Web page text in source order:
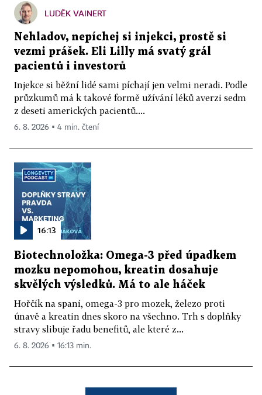
LUDĚK VAINERT
Nehladov, nepíchej si injekci, prostě si
vezmi prášek. Eli Lilly má svatý grál
pacientů i investorů
Injekce si běžní lidé sami píchají jen velmi neradi. Podle
průzkumů má k takové formě užívání léků averzi sedm
z deseti amerických pacientů....
6. 8. 2026 ▪ 4 min. čtení
16:13
Biotechnoložka: Omega-3 před úpadkem
mozku nepomohou, kreatin dosahuje
skvělých výsledků. Má to ale háček
Hořčík na spaní, omega-3 pro mozek, železo proti
únavě a kreatin dnes skoro na všechno. Trh s doplňky
stravy slibuje řadu benefitů, ale které z...
6. 8. 2026 ▪ 16:13 min.